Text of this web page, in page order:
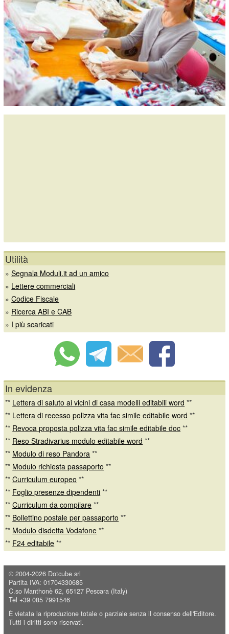
Utilità
»Segnala Moduli.it ad un amico
» Lettere commerciali
»Codice Fiscale
» Ricerca ABI e CAB
» I più scaricati
In evidenza
** Lettera di saluto ai vicini di casa modelli editabili word **
** Lettera di recesso polizza vita fac simile editabile word **
** Revoca proposta polizza vita fac simile editabile doc **
** Reso Stradivarius modulo editabile word **
** Modulo di reso Pandora **
** Modulo richiesta passaporto **
**Curriculum europeo **
** Foglio presenze dipendenti **
**Curriculum da compilare **
** Bollettino postale per passaporto **
** Modulo disdetta Vodafone **
** F24 editabile **
© 2004-2026 Dotcube srl
Partita IVA: 01704330685
C.so Manthonè 62, 65127 Pescara (Italy)
Tel +39 085 7991546
È vietata la riproduzione totale o parziale senza il consenso dell'Editore.
Tutti i diritti sono riservati.